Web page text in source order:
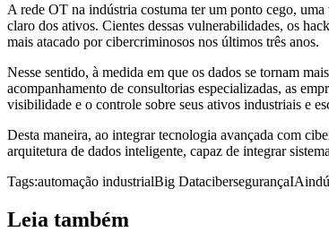
A rede OT na indústria costuma ter um ponto cego,
claro dos ativos. Cientes dessas vulnerabilidades, os
mais atacado por cibercriminosos nos últimos três anos.
Nesse sentido, à medida em que os dados se tornam
acompanhamento de consultorias especializadas, as
visibilidade e o controle sobre seus ativos industriais e
Desta maneira, ao integrar tecnologia avançada com
arquitetura de dados inteligente, capaz de integrar
Tags:automação industrialBig DatacibersegurançaIA
Leia também